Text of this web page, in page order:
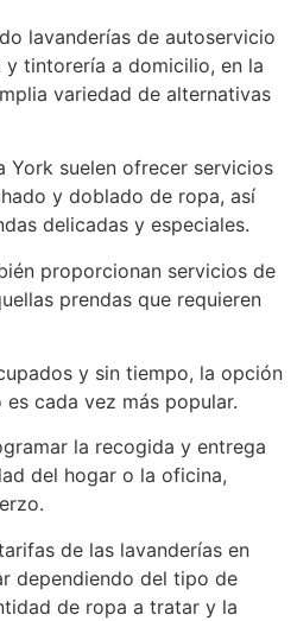
lavanderías de autoservicio
tintorería a domicilio, en la
variedad de alternativas
York suelen ofrecer servicios
y doblado de ropa, así
delicadas y especiales.
proporcionan servicios de
prendas que requieren
y sin tiempo, la opción
cada vez más popular.
la recogida y entrega
del hogar o la oficina,
de las lavanderías en
dependiendo del tipo de
de ropa a tratar y la